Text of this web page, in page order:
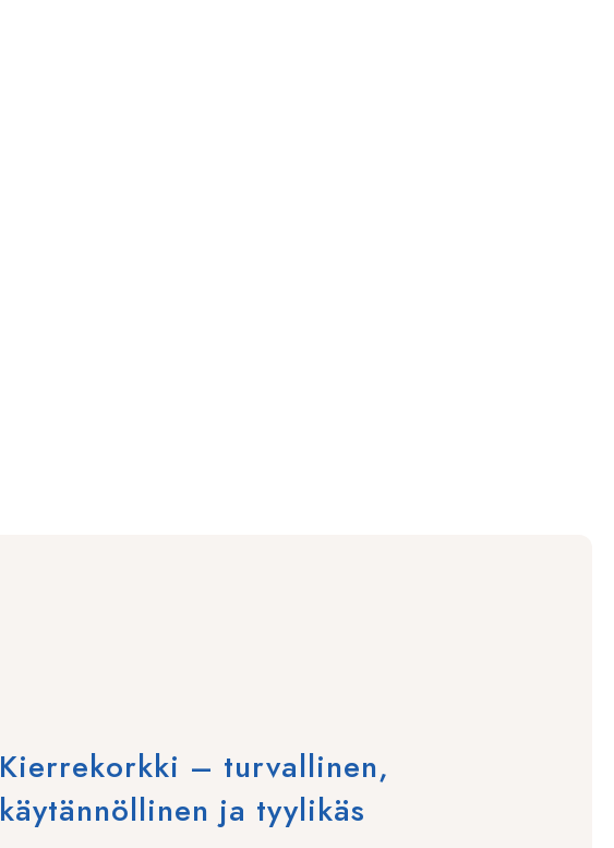
Kierrekorkki – turvallinen,
käytännöllinen ja tyylikäs